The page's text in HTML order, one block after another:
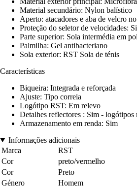
Material secundário: Nylon balístico
Aperto: atacadores e aba de velcro
Proteção do seletor de velocidades:
Parte superior: Sola intermédia em
Palmilha: Gel antibacteriano
Sola exterior: RST Sola de ténis
Características
Biqueira: Integrada e reforçada
Ajuste: Tipo correia
Logótipo RST: Em relevo
Detalhes reflectores : Sim - logótipos
Armazenamento em renda: Sim
Informações adicionais
Marca
RST
Cor
preto/vermelho
Cor
Preto
Género
Homem